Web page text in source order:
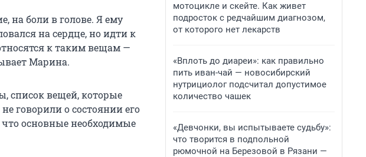
на боли в голове. Я ему
на сердце, но идти к
к таким вещам —
Марина.
список вещей, которые
говорили о состоянии его
основные необходимые
мотоцикле и скейте. Как живет
подросток с редчайшим диагнозом,
от которого нет лекарств
«Вплоть до диареи»: как правильно
пить иван-чай — новосибирский
нутрициолог подсчитал допустимое
количество чашек
«Девчонки, вы испытываете судьбу»:
что творится в подпольной
рюмочной на Березовой в Рязани —